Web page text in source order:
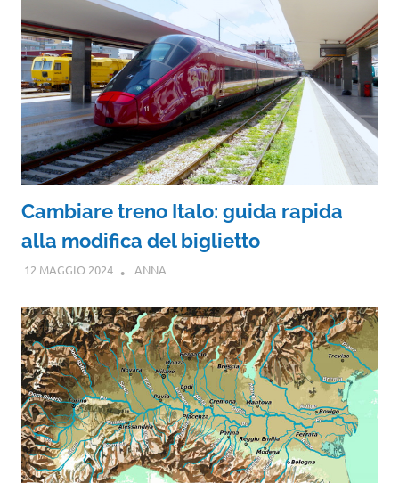
Cambiare treno Italo: guida rapida
alla modifica del biglietto
12 MAGGIO 2024 ANNA